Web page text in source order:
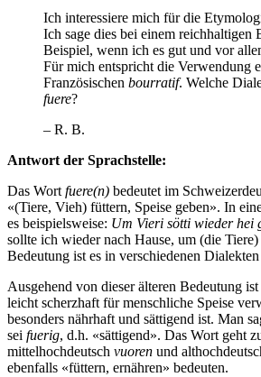
Ich interessiere mich für die
Ich sage dies bei einem reichhaltigen
Beispiel, wenn ich es gut und vor
Für mich entspricht die Verwendung
Französischen bourratif. Welche
fuere?
– R. B.
Antwort der Sprachstelle:
Das Wort fuere(n) bedeutet im
«(Tiere, Vieh) füttern, Speise geben». In
es beispielsweise: Um Vieri sötti wieder hei
sollte ich wieder nach Hause, um (die
Bedeutung ist es in verschiedenen
Ausgehend von dieser älteren Bedeutung
leicht scherzhaft für menschliche Speise
besonders nährhaft und sättigend ist. Man
sei fuerig, d.h. «sättigend». Das Wort geht
mittelhochdeutsch vuoren und
ebenfalls «füttern, ernähren» bedeuten.